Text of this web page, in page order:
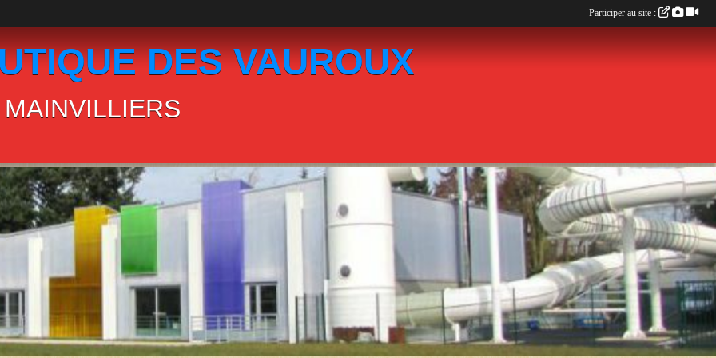
DES VAUROUX
Participer au site :